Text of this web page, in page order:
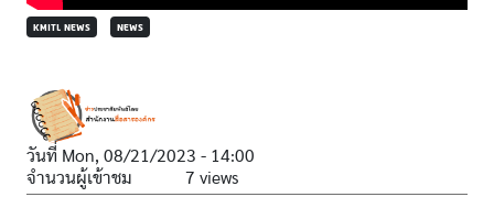
KMITL NEWS NEWS
วันที่ Mon, 08/21/2023 - 14:00
จำนวนผู้เข้าชม
7 views